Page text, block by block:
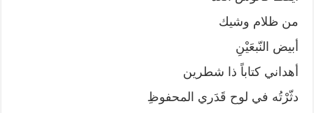
من ظلام وشيك
أبيض النّبعَيْنِ
أهداني كتاباً ذا شطرين
دثّرْتُه في لوح قَدَري المحفوظِ